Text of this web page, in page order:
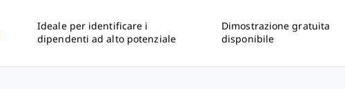
Ideale per identificare i
dipendenti ad alto potenziale
Dimostrazione gratuita
disponibile